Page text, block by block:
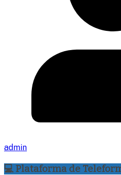
admin
💻 Plataforma de